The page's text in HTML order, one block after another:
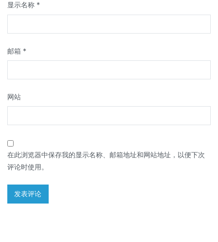
显示名称 *
邮箱 *
网站
在此浏览器中保存我的显示名称、邮箱地址和网站地址，以便下次
评论时使用。